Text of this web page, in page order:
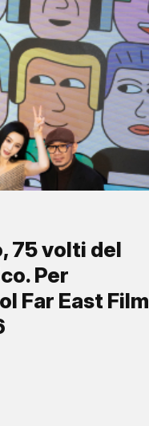
75 volti del
Per
Far East Film